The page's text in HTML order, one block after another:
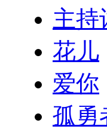
主持
花儿
爱你
孤勇